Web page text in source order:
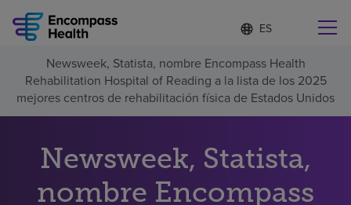
Lista
de
idiomas
contraída
d
o
m
a
e
c
c
i
Encuentre una localidad cerca de usted
Por qué debe elegirnos
Servicios de rehabilitación
Newsweek, Statista, nombre Encompass Health
Rehabilitation Hospital of Reading a la lista de los 2025
mejores centros de rehabilitación física de Estados Unidos
Newsweek, Statista,
nombre Encompass